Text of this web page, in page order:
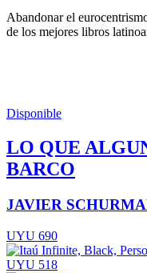
Abandonar el
de los mejores libros
Disponible
LO QUE
BARCO
JAVIER
UYU 690
UYU 518